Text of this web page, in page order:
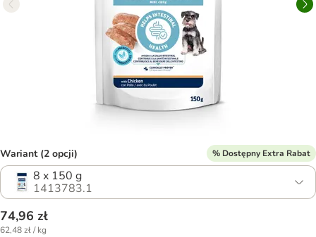
Wariant (2 opcji) % Dostępny Extra Rabat
8 x 150 g
1413783.1
74,96 zł
62,48 zł / kg